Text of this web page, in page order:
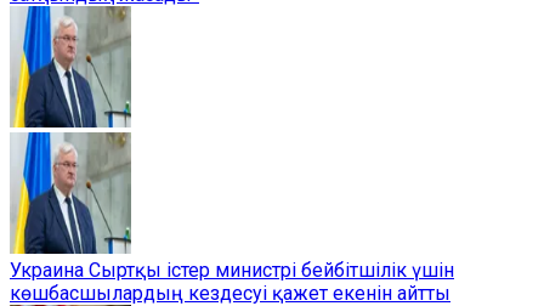
Украина Сыртқы істер министрі бейбітшілік үшін
көшбасшылардың кездесуі қажет екенін айтты